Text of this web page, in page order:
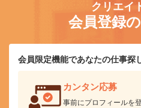
クリエイ
会員登録
会員限定機能であなたの仕事探
カンタン応募
事前にプロフィールを